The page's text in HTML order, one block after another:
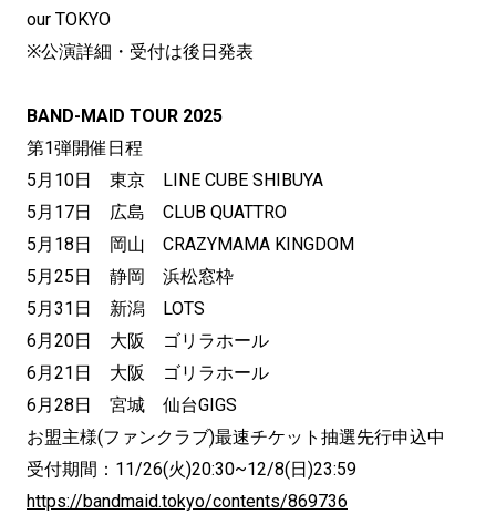
our TOKYO
※公演詳細・受付は後日発表
BAND-MAID TOUR 2025
第1弾開催日程
5月10日 東京 LINE CUBE SHIBUYA
5月17日 広島 CLUB QUATTRO
5月18日 岡山 CRAZYMAMA KINGDOM
5月25日 静岡 浜松窓枠
5月31日 新潟 LOTS
6月20日 大阪 ゴリラホール
6月21日 大阪 ゴリラホール
6月28日 宮城 仙台GIGS
お盟主様(ファンクラブ)最速チケット抽選先行申込中
受付期間：11/26(火)20:30~12/8(日)23:59
https://bandmaid.tokyo/contents/869736